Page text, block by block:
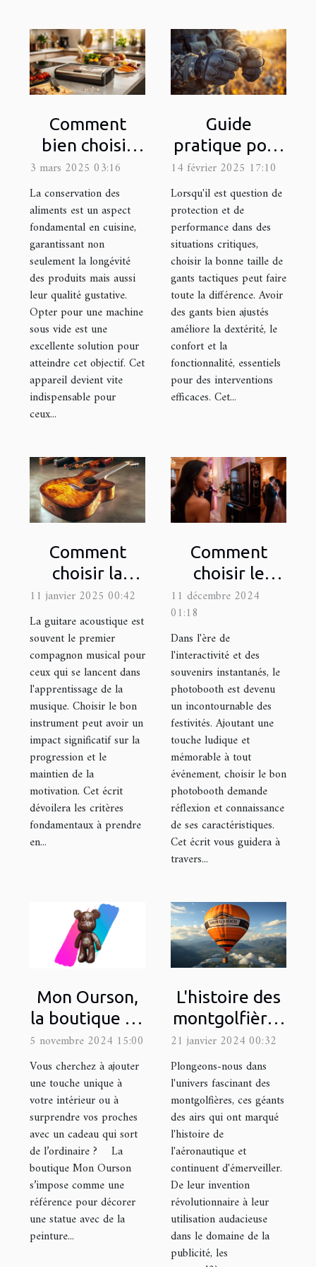
Comment
bien choisir
une machine
sous vide pour
votre cuisine
3 mars 2025 03:16
La conservation des
aliments est un aspect
fondamental en cuisine,
garantissant non
seulement la longévité
des produits mais aussi
leur qualité gustative.
Opter pour une machine
sous vide est une
excellente solution pour
atteindre cet objectif. Cet
appareil devient vite
indispensable pour
ceux...
Guide
pratique pour
choisir la taille
appropriée de
gants
tactiques
14 février 2025 17:10
Lorsqu'il est question de
protection et de
performance dans des
situations critiques,
choisir la bonne taille de
gants tactiques peut faire
toute la différence. Avoir
des gants bien ajustés
améliore la dextérité, le
confort et la
fonctionnalité, essentiels
pour des interventions
efficaces. Cet...
Comment
choisir la
meilleure
guitare
acoustique
pour
débutants
11 janvier 2025 00:42
La guitare acoustique est
souvent le premier
compagnon musical pour
ceux qui se lancent dans
l'apprentissage de la
musique. Choisir le bon
instrument peut avoir un
impact significatif sur la
progression et le
maintien de la
motivation. Cet écrit
dévoilera les critères
fondamentaux à prendre
en...
Comment
choisir le
photobooth
idéal pour
votre
prochain
événement
11 décembre 2024
01:18
Dans l'ère de
l'interactivité et des
souvenirs instantanés, le
photobooth est devenu
un incontournable des
festivités. Ajoutant une
touche ludique et
mémorable à tout
événement, choisir le bon
photobooth demande
réflexion et connaissance
de ses caractéristiques.
Cet écrit vous guidera à
travers...
Mon Ourson,
la boutique en
ligne de
référence
pour décorer
une statue
avec de la
peinture !
5 novembre 2024 15:00
Vous cherchez à ajouter
une touche unique à
votre intérieur ou à
surprendre vos proches
avec un cadeau qui sort
de l’ordinaire ? La
boutique Mon Ourson
s’impose comme une
référence pour décorer
une statue avec de la
peinture...
L'histoire des
montgolfières
et leur
utilisation
moderne dans
la publicité
21 janvier 2024 00:32
Plongeons-nous dans
l'univers fascinant des
montgolfières, ces géants
des airs qui ont marqué
l'histoire de
l'aéronautique et
continuent d'émerveiller.
De leur invention
révolutionnaire à leur
utilisation audacieuse
dans le domaine de la
publicité, les